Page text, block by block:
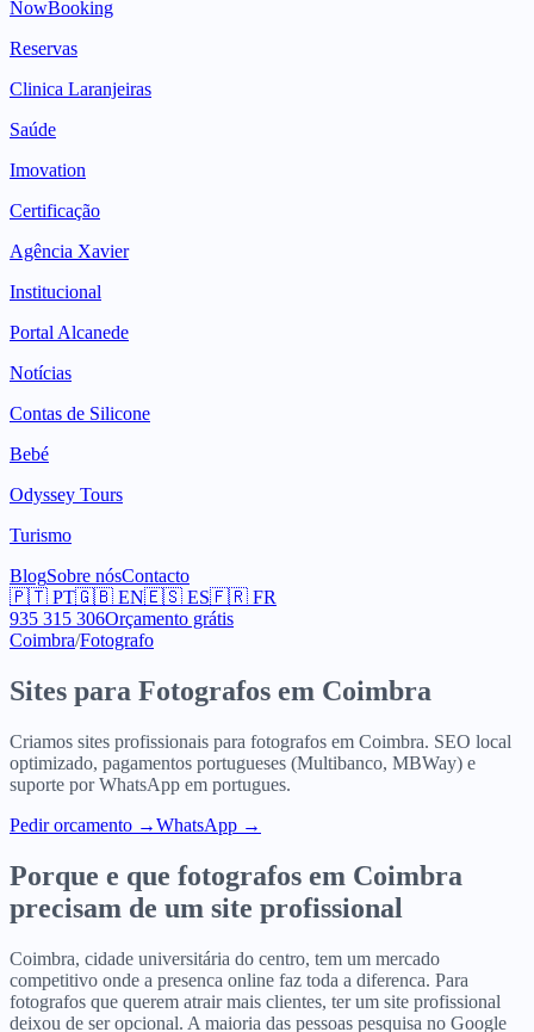
NowBooking
Reservas
Clinica Laranjeiras
Saúde
Imovation
Certificação
Agência Xavier
Institucional
Portal Alcanede
Notícias
Contas de Silicone
Bebé
Odyssey Tours
Turismo
BlogSobre nósContacto
🇵🇹 PT🇬🇧 EN🇪🇸 ES🇫🇷 FR
935 315 306Orçamento grátis
Coimbra/Fotografo
Sites para Fotografos em Coimbra
Criamos sites profissionais para fotografos em Coimbra. SEO local
optimizado, pagamentos portugueses (Multibanco, MBWay) e
suporte por WhatsApp em portugues.
Pedir orcamento →WhatsApp →
Porque e que fotografos em Coimbra
precisam de um site profissional
Coimbra, cidade universitária do centro, tem um mercado
competitivo onde a presenca online faz toda a diferenca. Para
fotografos que querem atrair mais clientes, ter um site profissional
deixou de ser opcional. A maioria das pessoas pesquisa no Google